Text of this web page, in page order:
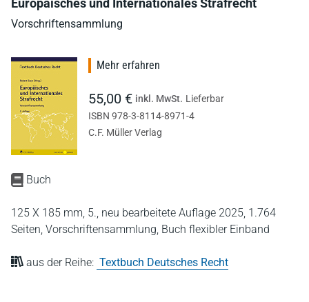
Europäisches und Internationales Strafrecht
Vorschriftensammlung
Buch
125 X 185 mm, 5., neu bearbeitete Auflage 2025, 1.764
Seiten, Vorschriftensammlung, Buch flexibler Einband
aus der Reihe: Textbuch Deutsches Recht
Mehr erfahren
55,00 € inkl. MwSt. Lieferbar
ISBN 978-3-8114-8971-4
C.F. Müller Verlag